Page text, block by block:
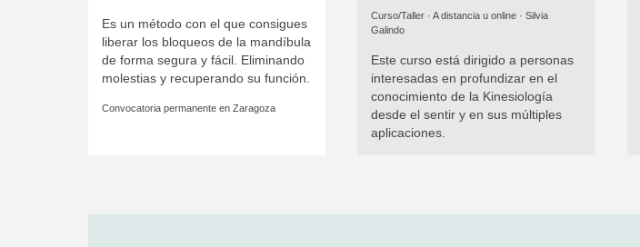
Es un método con el que consigues
liberar los bloqueos de la mandíbula
de forma segura y fácil. Eliminando
molestias y recuperando su función.
Convocatoria permanente en Zaragoza
Curso/Taller · A distancia u online ·Silvia
Galindo
Este curso está dirigido a personas
interesadas en profundizar en el
conocimiento de la Kinesiología
desde el sentir y en sus múltiples
aplicaciones.